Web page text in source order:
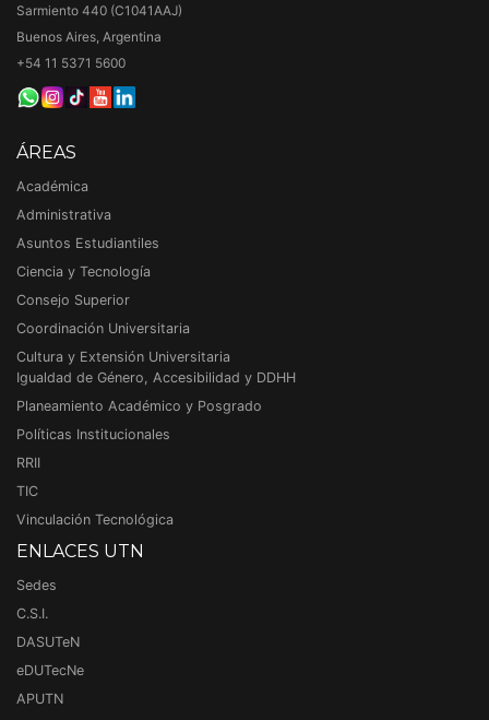
Sarmiento 440 (C1041AAJ)
Buenos Aires, Argentina
+54 11 5371 5600
ÁREAS
Académica
Administrativa
Asuntos Estudiantiles
Ciencia y Tecnología
Consejo Superior
Coordinación Universitaria
Cultura y Extensión Universitaria
Igualdad de Género, Accesibilidad y DDHH
Planeamiento Académico y Posgrado
Políticas Institucionales
RRII
TIC
Vinculación Tecnológica
ENLACES UTN
Sedes
C.S.I.
DASUTeN
eDUTecNe
APUTN